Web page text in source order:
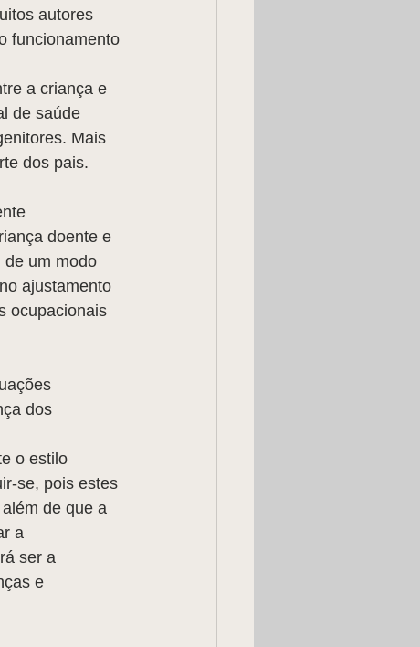
autores
funcionamento
a criança e
de saúde
Mais
dos pais.
doente e
de um modo
ajustamento
ocupacionais
dos
o estilo
se, pois estes
de que a
a
ser a
e